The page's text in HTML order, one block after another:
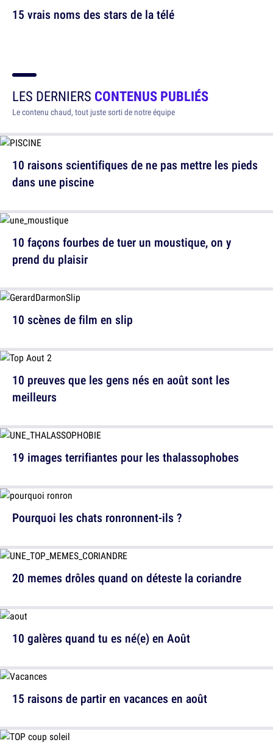
15 vrais noms des stars de la télé
LES DERNIERS CONTENUS PUBLIÉS
Le contenu chaud, tout juste sorti de notre équipe
10 raisons scientifiques de ne pas mettre les pieds
dans une piscine
10 scènes de film en slip
19 images terrifiantes pour les thalassophobes
20 memes drôles quand on déteste la coriandre
15 raisons de partir en vacances en août
10 façons fourbes de tuer un moustique, on y
prend du plaisir
10 preuves que les gens nés en août sont les
meilleurs
Pourquoi les chats ronronnent-ils ?
10 galères quand tu es né(e) en Août